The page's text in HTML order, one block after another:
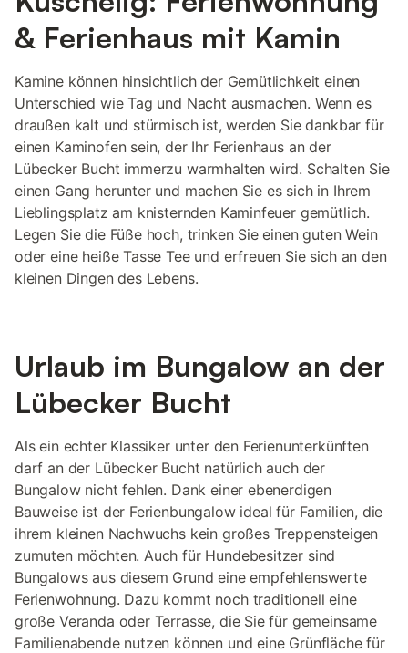
& Ferienhaus mit Kamin
Kamine können hinsichtlich der Gemütlichkeit einen
Unterschied wie Tag und Nacht ausmachen. Wenn es
draußen kalt und stürmisch ist, werden Sie dankbar für
einen Kaminofen sein, der Ihr Ferienhaus an der
Lübecker Bucht immerzu warmhalten wird. Schalten Sie
einen Gang herunter und machen Sie es sich in Ihrem
Lieblingsplatz am knisternden Kaminfeuer gemütlich.
Legen Sie die Füße hoch, trinken Sie einen guten Wein
oder eine heiße Tasse Tee und erfreuen Sie sich an den
kleinen Dingen des Lebens.
Urlaub im Bungalow an der
Lübecker Bucht
Als ein echter Klassiker unter den Ferienunterkünften
darf an der Lübecker Bucht natürlich auch der
Bungalow nicht fehlen. Dank einer ebenerdigen
Bauweise ist der Ferienbungalow ideal für Familien, die
ihrem kleinen Nachwuchs kein großes Treppensteigen
zumuten möchten. Auch für Hundebesitzer sind
Bungalows aus diesem Grund eine empfehlenswerte
Ferienwohnung. Dazu kommt noch traditionell eine
große Veranda oder Terrasse, die Sie für gemeinsame
Familienabende nutzen können und eine Grünfläche für